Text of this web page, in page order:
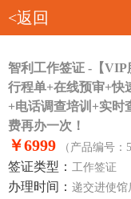
<返回
智利工作签证 -【VIP
行程单+在线预审+快
+电话调查培训+实时
费再办一次！
￥6999 （产品编号：
签证类型： 工作签证
办理时间： 递交进使馆